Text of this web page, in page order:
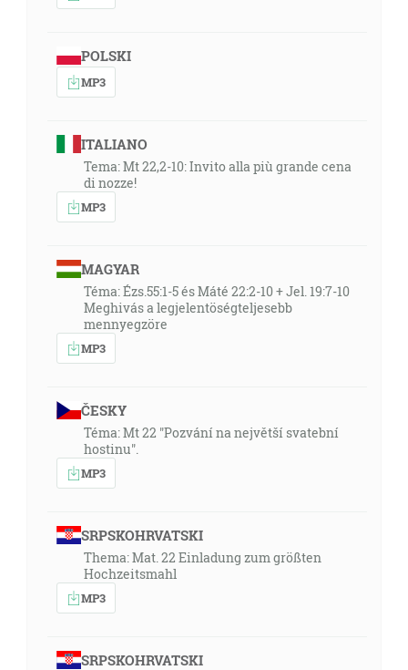
POLSKI
MP3
ITALIANO
Tema: Mt 22,2-10: Invito alla più grande cena
di nozze!
MP3
MAGYAR
Téma: Ézs.55:1-5 és Máté 22:2-10 + Jel. 19:7-10
Meghivás a legjelentöségteljesebb
mennyegzöre
MP3
ČESKY
Téma: Mt 22 "Pozvání na největší svatební
hostinu".
MP3
SRPSKOHRVATSKI
Thema: Mat. 22 Einladung zum größten
Hochzeitsmahl
MP3
SRPSKOHRVATSKI